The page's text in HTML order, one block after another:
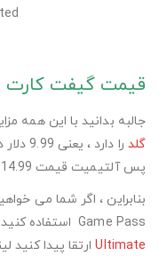
قیمت گیفت کارت Game Pass Core
جالبه بدانید با این همه
گلد
پس آلتیمیت قیمت 14.99 دلار در ماه دارد.
Game Pass استفاده کنید ، بهتر است که به
Ultimateارتقا پیدا کنید